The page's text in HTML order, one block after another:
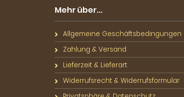
Mehr über...
Allgemeine Geschäftsbedingungen
Zahlung & Versand
Lieferzeit & Lieferart
Widerrufsrecht & Widerrufsformular